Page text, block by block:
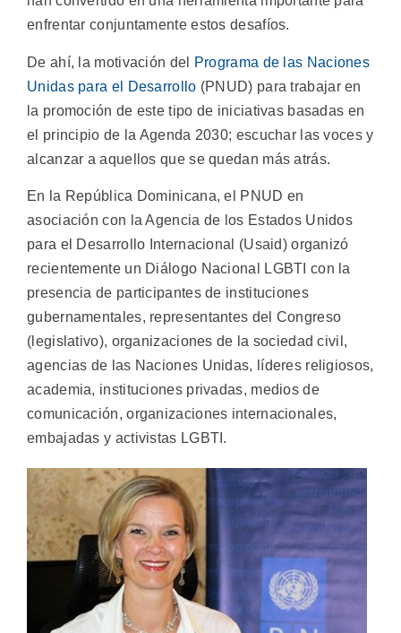
enfrentar conjuntamente estos desafíos.
De ahí, la motivación del
Programa de las Naciones
Unidas para el Desarrollo (PNUD) para trabajar en
la promoción de este tipo de iniciativas basadas en
el principio de la Agenda 2030; escuchar las voces y
alcanzar a aquellos que se quedan más atrás.
En la República Dominicana, el PNUD en
asociación con la Agencia de los Estados Unidos
para el Desarrollo Internacional (Usaid) organizó
recientemente un Diálogo Nacional LGBTI con la
presencia de participantes de instituciones
gubernamentales, representantes del Congreso
(legislativo), organizaciones de la sociedad civil,
agencias de las Naciones Unidas, líderes religiosos,
academia, instituciones privadas, medios de
comunicación, organizaciones internacionales,
embajadas y activistas LGBTI.